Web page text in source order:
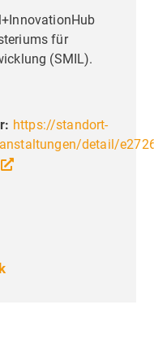
für
(SMIL).
https://standort-
detail/
um ihre
Ich bin